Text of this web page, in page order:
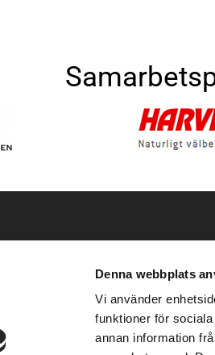
Denna webbplats
Vi använder
funktioner för
annan information
Köpvillkor